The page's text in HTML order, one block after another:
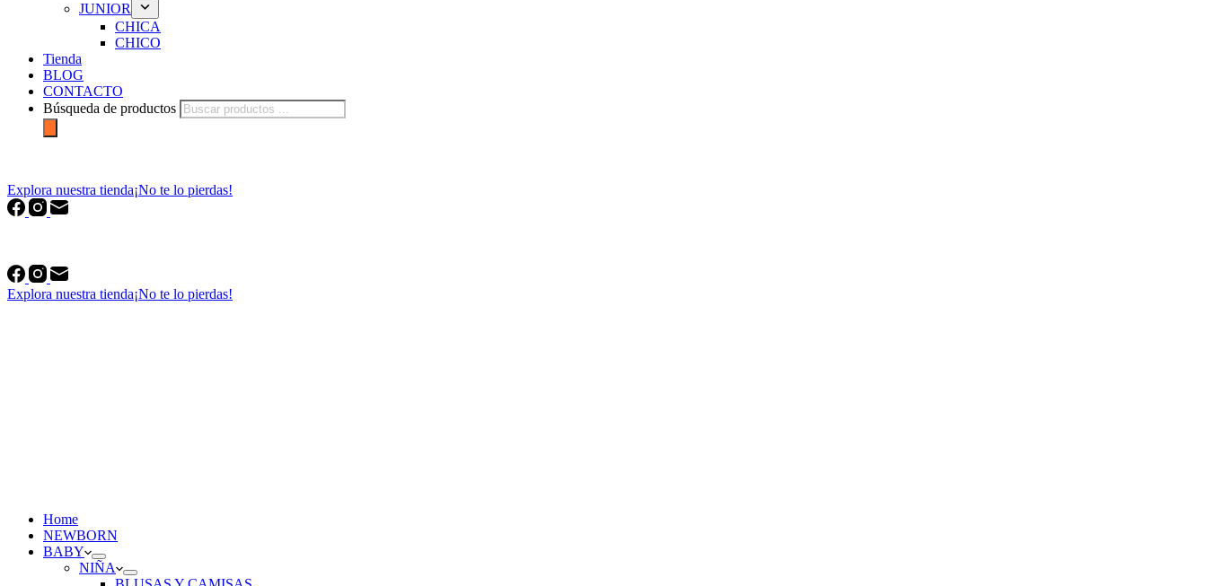
JUNIOR
CHICA
CHICO
Tienda
BLOG
CONTACTO
Búsqueda de productos
Explora nuestra tienda¡No te lo pierdas!
Explora nuestra tienda¡No te lo pierdas!
Home
NEWBORN
BABY
NIÑA